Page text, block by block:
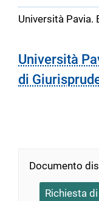
Università Pavia.
Università
di
Documento
Richiesta